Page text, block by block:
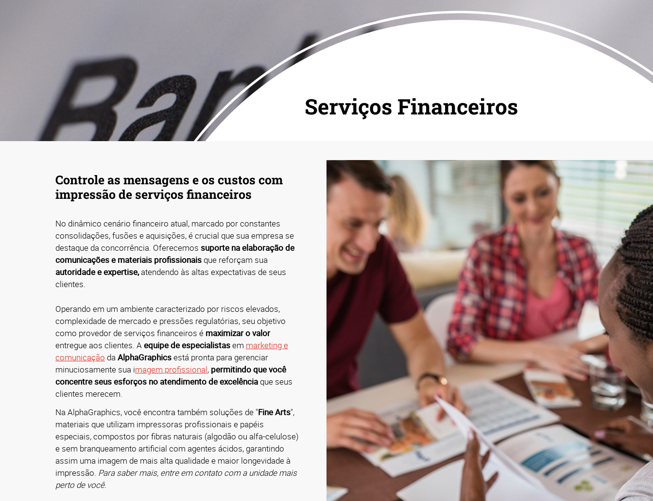
Serviços Financeiros
Controle as mensagens e os custos com
impressão de serviços financeiros
No dinâmico cenário financeiro atual, marcado por constantes
consolidações, fusões e aquisições, é crucial que sua empresa se
destaque da concorrência. Oferecemos suporte na elaboração de
comunicações e materiais profissionais que reforçam sua
autoridade e expertise,atendendo às altas expectativas de seus
clientes.
Operando em um ambiente caracterizado por riscos elevados,
complexidade de mercado e pressões regulatórias, seu objetivo
como provedor de serviços financeiros é maximizar o valor
entregue aos clientes. Aequipe de especialistasem marketing e
comunicação da AlphaGraphicsestá pronta para gerenciar
minuciosamente sua imagem profissional, permitindo que você
concentre seus esforços no atendimento de excelência que seus
clientes merecem.
Na AlphaGraphics, você encontra também soluções de "Fine Arts",
materiais que utilizam impressoras profissionais e papéis
especiais, compostos por fibras naturais (algodão ou alfa-celulose)
e sem branqueamento artificial com agentes ácidos, garantindo
assim uma imagem de mais alta qualidade e maior longevidade à
impressão. Para saber mais, entre em contato com a unidade mais
perto de você.